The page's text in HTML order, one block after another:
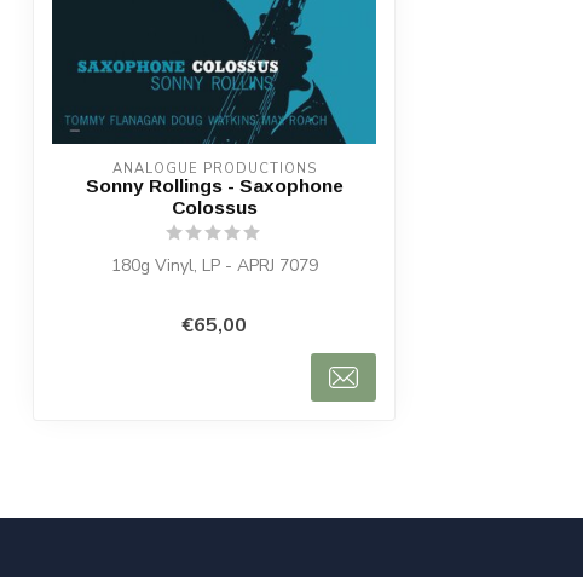
ANALOGUE PRODUCTIONS
Sonny Rollings - Saxophone
Colossus
180g Vinyl, LP - APRJ 7079
€65,00